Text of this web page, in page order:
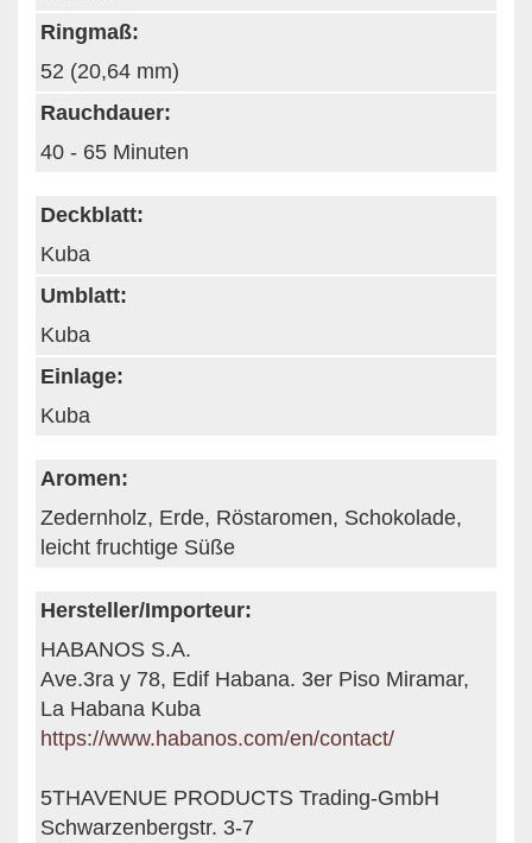
Ringmaß:
52 (20,64 mm)
Rauchdauer:
40 - 65 Minuten
Deckblatt:
Kuba
Umblatt:
Kuba
Einlage:
Kuba
Aromen:
Zedernholz, Erde, Röstaromen, Schokolade,
leicht fruchtige Süße
Hersteller/Importeur:
HABANOS S.A.
Ave.3ra y 78, Edif Habana. 3er Piso Miramar,
La Habana Kuba
https://www.habanos.com/en/contact/
5THAVENUE PRODUCTS Trading-GmbH
Schwarzenbergstr. 3-7